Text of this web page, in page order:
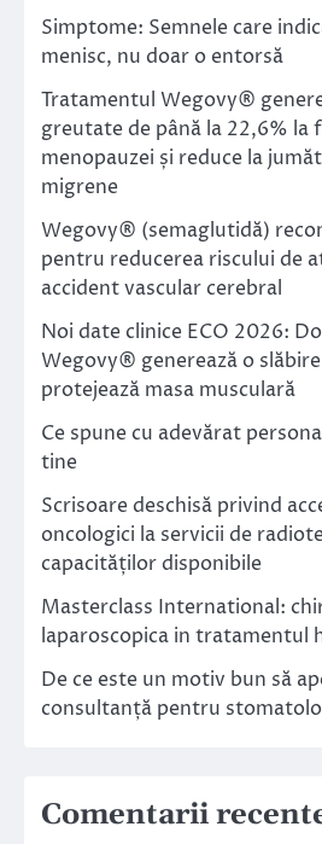
Simptome: Semnele care
menisc, nu doar o entorsă
Tratamentul Wegovy®
greutate de până la 22,6% la
menopauzei și reduce la
migrene
Wegovy® (semaglutidă)
pentru reducerea riscului de
accident vascular cerebral
Noi date clinice ECO 2026:
Wegovy® generează o
protejează masa musculară
Ce spune cu adevărat
tine
Scrisoare deschisă privind
oncologici la servicii de
capacităților disponibile
Masterclass International:
laparoscopica in tratamentul
De ce este un motiv bun să
consultanță pentru
Comentarii